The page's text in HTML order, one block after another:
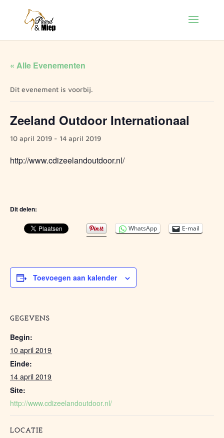
« Alle Evenementen
Dit evenement is voorbij.
Zeeland Outdoor Internationaal
10 april 2019 - 14 april 2019
http://www.cdizeelandoutdoor.nl/
Dit delen:
WhatsApp E-mail
Toevoegen aan kalender
GEGEVENS
Begin:
10 april 2019
Einde:
14 april 2019
Site:
http://www.cdizeelandoutdoor.nl/
LOCATIE